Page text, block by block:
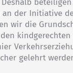
an der Initiative
wir die
gelehrt